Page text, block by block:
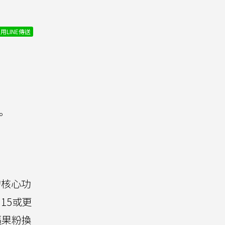
用LINE傳送
心功
或更
粉換